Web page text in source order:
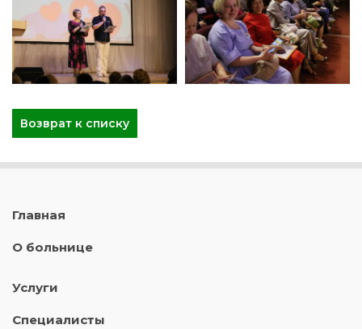
Возврат к списку
Главная
О больнице
Услуги
Специалисты